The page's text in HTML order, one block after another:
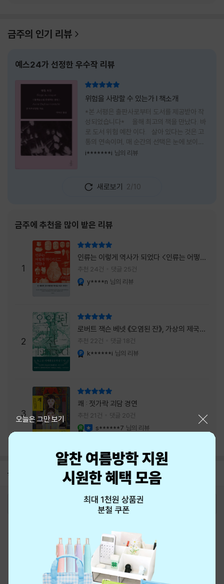
금주의 인기 리뷰
예스24가 선정한 우수작 리뷰
위험을 사랑할 수 있는가 l 책소개
*본 서평은 출판사로부터 도서를 제공받아 작
성되었습니다* 올해 최고의 책을 만났다. 바
로 도서 위험 예찬 이다. 살아 있다는 것은 고
통의 연속이며, 매 순간의 선택은 눈에 보이지
않는 위험을 감수해야 한다는 것을 의미한다.
도전하고 미지의 세계로 발을 내딛기란 결코 쉬
운 일이 아니다. 그러나 이 책을 읽다 보면 그 마
내가 진실로 원했던 방향을 향해 움직이고 있을
지도 모른다. 위험은 두려움의 대상이 아니라,
내가 진짜 원하는 삶으로 향하는 문 앞에 늘 함
께 서 있기 때문이다. 이 책은 프랑스의 철학
자이자 정신분석가인 안 뒤푸르망
i*******i 님의 리뷰
새로보기 2/10
금주에 추천을 많이 받은 리뷰
1
인류는 이렇게 역사가 되었다 <인류는 어떻게
역사가 되었나>
추천 24건 댓글 25건
y****n 님의 리뷰
2
로버트 잭슨 베넷 《오염된 잔》, 가상의 제국이
주는 실감과 미스터리 사건의 치밀함이 이루어
내는 최상의 시너지...
추천 22건 댓글 18건
k******i 님의 리뷰
3
쾌 : 젓가락 괴담 경연
추천 21건 댓글 20건
s******7 님의 리뷰
공지 8월 신용카드 무이자할부 안내
오늘은 그만 보기
최근 본 상품
eBook 1:1문의/채팅상담
예스이십사(주) 사업자 정보
이용약관
개인정보처리방침
청소년보호정책
PC버전
회사소개
거래처관계자께